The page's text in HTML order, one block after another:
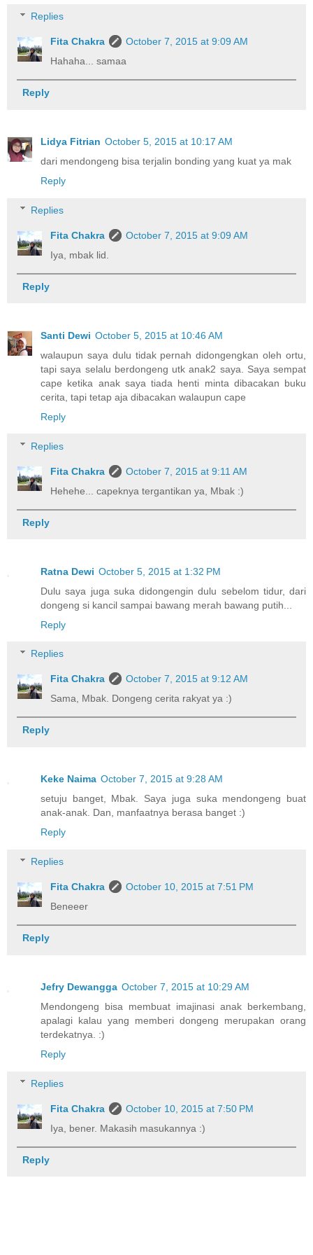
Replies
Fita Chakra
October 7, 2015 at 9:09 AM
Hahaha... samaa
Reply
Lidya Fitrian October 5, 2015 at 10:17 AM
dari mendongeng bisa terjalin bonding yang kuat ya mak
Reply
Replies
Fita Chakra
October 7, 2015 at 9:09 AM
Iya, mbak lid.
Reply
Santi Dewi October 5, 2015 at 10:46 AM
walaupun saya dulu tidak pernah didongengkan oleh ortu,
tapi saya selalu berdongeng utk anak2 saya. Saya sempat
cape ketika anak saya tiada henti minta dibacakan buku
cerita, tapi tetap aja dibacakan walaupun cape
Reply
Replies
Fita Chakra
October 7, 2015 at 9:11 AM
Hehehe... capeknya tergantikan ya, Mbak :)
Reply
Ratna Dewi October 5, 2015 at 1:32 PM
Dulu saya juga suka didongengin dulu sebelom tidur, dari
dongeng si kancil sampai bawang merah bawang putih...
Reply
Replies
Fita Chakra
October 7, 2015 at 9:12 AM
Sama, Mbak. Dongeng cerita rakyat ya :)
Reply
Keke Naima October 7, 2015 at 9:28 AM
setuju banget, Mbak. Saya juga suka mendongeng buat
anak-anak. Dan, manfaatnya berasa banget :)
Reply
Replies
Fita Chakra
October 10, 2015 at 7:51 PM
Beneeer
Reply
Jefry Dewangga October 7, 2015 at 10:29 AM
Mendongeng bisa membuat imajinasi anak berkembang,
apalagi kalau yang memberi dongeng merupakan orang
terdekatnya. :)
Reply
Replies
Fita Chakra
October 10, 2015 at 7:50 PM
Iya, bener. Makasih masukannya :)
Reply